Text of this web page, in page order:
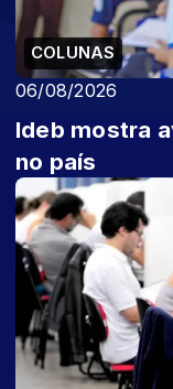
COLUNAS
06/08/2026
Ideb mostra
no país